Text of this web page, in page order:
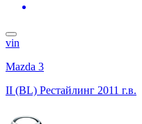
vin
Mazda 3
II (BL) Рестайлинг 2011 г.в.